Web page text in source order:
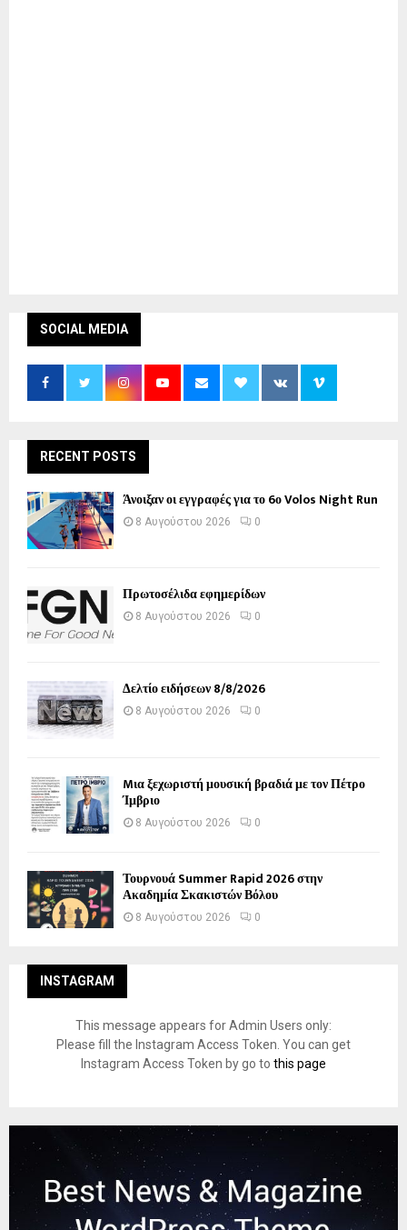
SOCIAL MEDIA
RECENT POSTS
Άνοιξαν οι εγγραφές για το 6ο Volos Night Run
8 Αυγούστου 2026 0
Πρωτοσέλιδα εφημερίδων
8 Αυγούστου 2026 0
Δελτίο ειδήσεων 8/8/2026
8 Αυγούστου 2026 0
Mια ξεχωριστή μουσική βραδιά με τον Πέτρο
Ίμβριο
8 Αυγούστου 2026 0
Τουρνουά Summer Rapid 2026 στην
Ακαδημία Σκακιστών Βόλου
8 Αυγούστου 2026 0
INSTAGRAM
This message appears for Admin Users only:
Please fill the Instagram Access Token. You can get
Instagram Access Token by go to this page